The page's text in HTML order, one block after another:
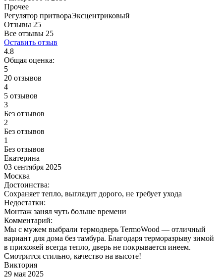
Прочее
Регулятор притвораЭксцентриковый
Отзывы 25
Все отзывы 25
Оставить отзыв
4.8
Общая оценка:
5
20 отзывов
4
5 отзывов
3
Без отзывов
2
Без отзывов
1
Без отзывов
Екатерина
03 сентября 2025
Москва
Достоинства:
Сохраняет тепло, выглядит дорого, не требует ухода
Недостатки:
Монтаж занял чуть больше времени
Комментарий:
Мы с мужем выбрали термодверь TermoWood — отличный
вариант для дома без тамбура. Благодаря терморазрыву зимой
в прихожей всегда тепло, дверь не покрывается инеем.
Смотрится стильно, качество на высоте!
Виктория
29 мая 2025